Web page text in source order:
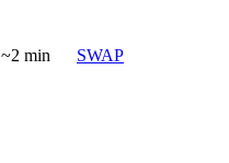
~2 min SWAP